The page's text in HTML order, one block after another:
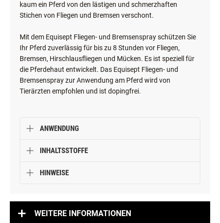
kaum ein Pferd von den lästigen und schmerzhaften
Stichen von Fliegen und Bremsen verschont.
Mit dem Equisept Fliegen- und Bremsenspray schützen Sie
Ihr Pferd zuverlässig für bis zu 8 Stunden vor Fliegen,
Bremsen, Hirschlausfliegen und Mücken. Es ist speziell für
die Pferdehaut entwickelt. Das Equisept Fliegen- und
Bremsenspray zur Anwendung am Pferd wird von
Tierärzten empfohlen und ist dopingfrei.
ANWENDUNG
INHALTSSTOFFE
HINWEISE
WEITERE INFORMATIONEN